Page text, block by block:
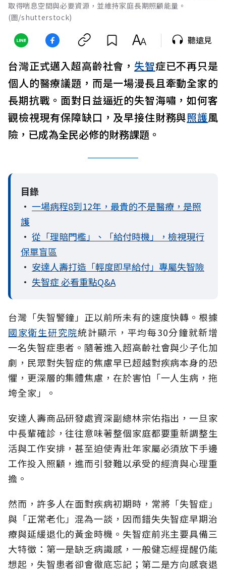
取得喘息空間與必要資源，並維持家庭長期照顧能量。
(圖/shutterstock)
聽遠見
台灣正式邁入超高齡社會， 失智症已不再只是
個人的醫療議題，而是一場漫長且牽動全家的
長期抗戰。面對日益逼近的失智海嘯，如何客
觀檢視現有保障缺口，及早接住財務與照護風
險，已成為全民必修的財務課題。
目錄
• 一場病程8到12年，最貴的不是醫療，是照
護
• 從「理賠門檻」、「給付時機」，檢視現行
保單盲區
• 安達人壽打造「輕度即早給付」專屬失智險
• 失智症 必看重點Q&A
台灣「失智警鐘」正以前所未有的速度快轉。根據
國家衛生研究院統計顯示，平均每30分鐘就新增
一名失智症患者。隨著進入超高齡社會與少子化加
劇，民眾對失智症的焦慮早已超越對疾病本身的恐
懼，更深層的集體焦慮，在於害怕「一人生病，拖
垮全家」。
安達人壽商品研發處資深副總林宗佑指出，一旦家
中長輩確診，往往意味著整個家庭都要重新調整生
活與工作安排，甚至迫使青壯年家屬必須放下手邊
工作投入照顧，進而引發難以承受的經濟與心理重
擔。
然而，許多人在面對疾病初期時，常將「失智症」
與「正常老化」混為一談，因而錯失失智症早期治
療與延緩退化的黃金時機。失智症前兆主要具備三
大特徵：第一是缺乏病識感，一般健忘經提醒仍能
想起，失智患者卻會徹底忘記；第二是方向感衰退